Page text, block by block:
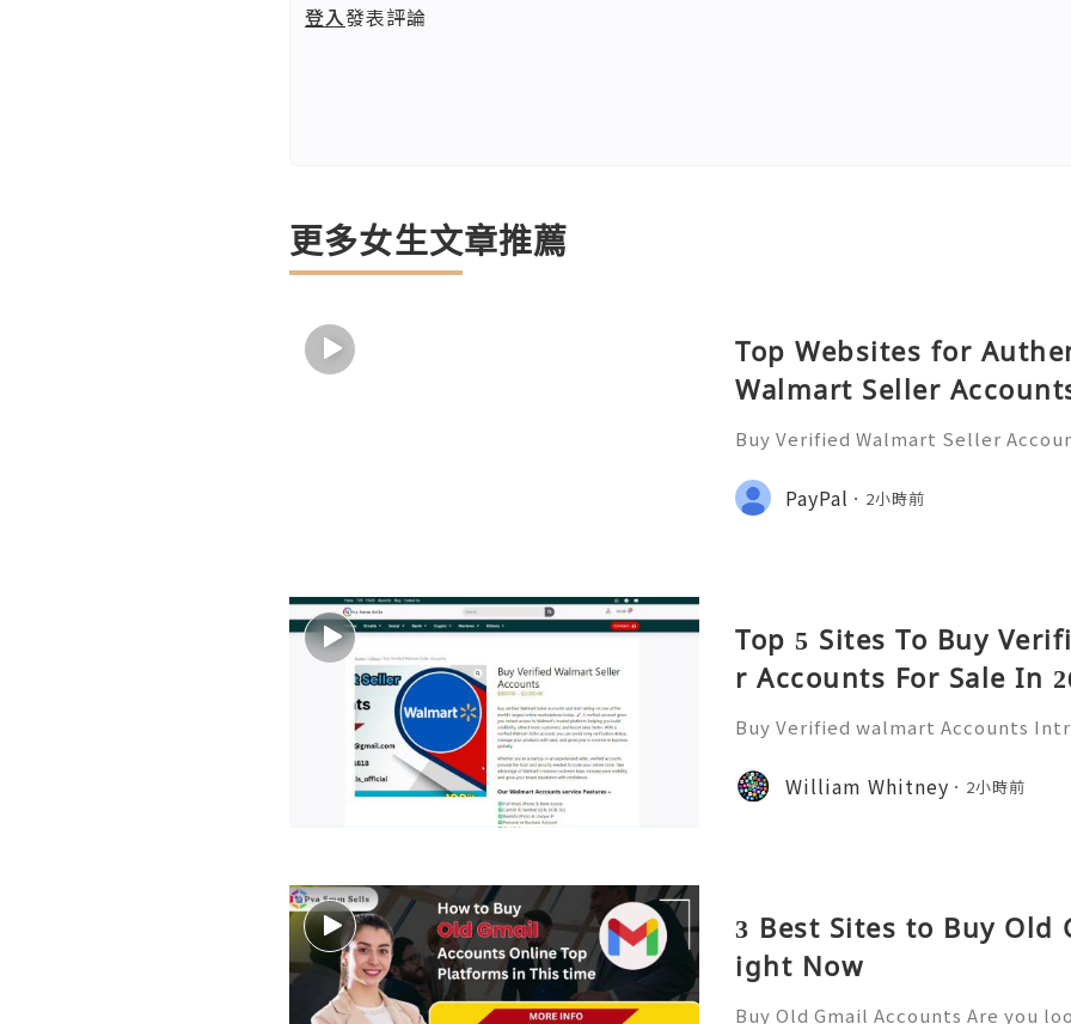
登入發表評論
更多女生文章推薦
Top Websites for
Walmart Seller
Buy Verified Walmart Seller
lmart has emerged as a
ding a platform for
PayPal 2小時前
Top 5 Sites To Buy
r Accounts For Sale In
Buy Verified walmart Accounts
has become a staple for millions.
of the largest retailers
William Whitney 2小時前
3 Best Sites to Buy Old
ight Now
Buy Old Gmail Accounts Are you